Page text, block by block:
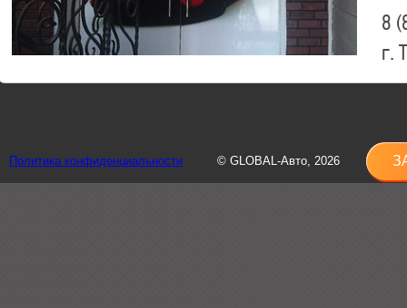
8
г.
8
Политика конфиденциальности © GLOBAL-Авто, 2026